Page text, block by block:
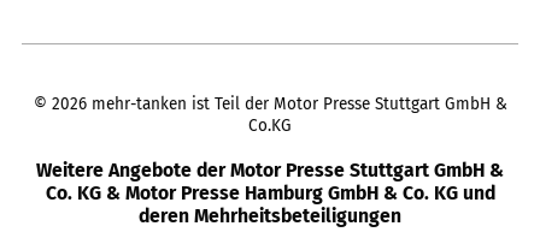
© 2026 mehr-tanken ist Teil der Motor Presse Stuttgart GmbH &
Co.KG
Weitere Angebote der Motor Presse Stuttgart GmbH &
Co. KG & Motor Presse Hamburg GmbH & Co. KG und
deren Mehrheitsbeteiligungen